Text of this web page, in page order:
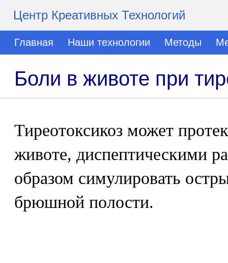
Центр Креативных Технологий
Главная Наши технологии Методы
Боли в животе при
Тиреотоксикоз может
животе, диспептическими
образом симулировать
брюшной полости.